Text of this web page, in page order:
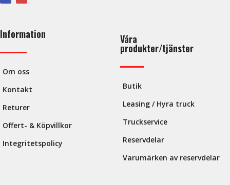
Information
Om oss
Kontakt
Returer
Offert- & Köpvillkor
Integritetspolicy
Våra
produkter/tjänster
Butik
Leasing / Hyra truck
Truckservice
Reservdelar
Varumärken av reservdelar